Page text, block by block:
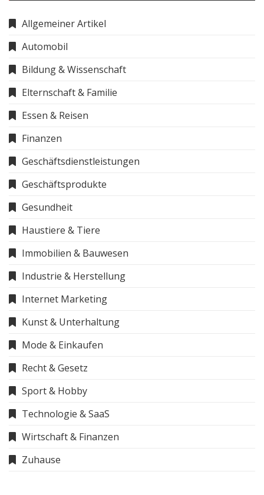
Allgemeiner Artikel
Automobil
Bildung & Wissenschaft
Elternschaft & Familie
Essen & Reisen
Finanzen
Geschäftsdienstleistungen
Geschäftsprodukte
Gesundheit
Haustiere & Tiere
Immobilien & Bauwesen
Industrie & Herstellung
Internet Marketing
Kunst & Unterhaltung
Mode & Einkaufen
Recht & Gesetz
Sport & Hobby
Technologie & SaaS
Wirtschaft & Finanzen
Zuhause